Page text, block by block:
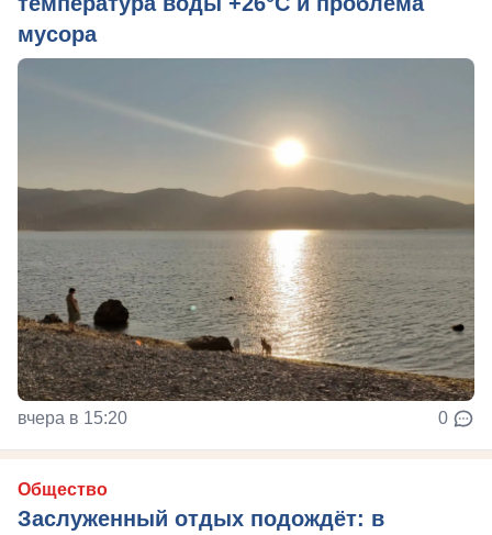
мусора
вчера в 15:20 0
Общество
Заслуженный отдых подождёт: в